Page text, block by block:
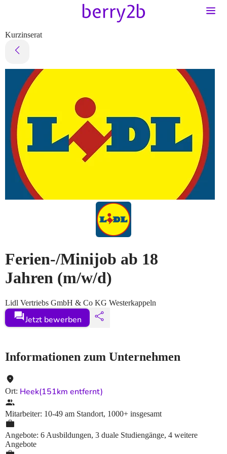
Kurzinserat
Ferien-/Minijob ab 18
Jahren (m/w/d)
Lidl Vertriebs GmbH & Co KG Westerkappeln
Jetzt bewerben
Informationen zum Unternehmen
Ort: Heek(151km entfernt)
Mitarbeiter: 10-49 am Standort, 1000+ insgesamt
Angebote: 6 Ausbildungen, 3 duale Studiengänge, 4 weitere
Angebote